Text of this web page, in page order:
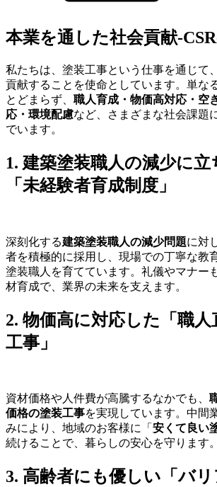
本業を通した社会貢献-
私たちは、塗装工事という仕事を通じて
貢献することを使命としています。単な
とどまらず、 職人育成・物価高対応・空
応・環境配慮など、さまざまな社会課題
でいます。
1. 建築塗装職人の減少に立
「未経験者育成制度」
深刻化する建築塗装職人の減少問題に対
者を積極的に採用し、現場での丁寧な教
塗装職人を育てています。礼儀やマナー
材育成で、業界の未来を支えます。
2. 物価高に対応した「職
工事」
資材価格や人件費が高騰するなかでも、
価格の塗装工事を実現しています。中間
みにより、地域のお客様に「 安くて良い
続けることで、暮らしの安心を守ります。
3. 高齢者にも優しい「バ